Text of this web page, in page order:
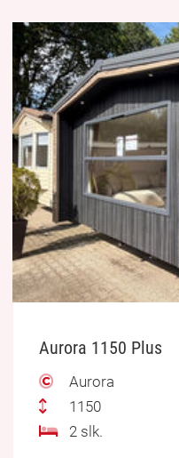
Aurora 1150 Plus
Aurora
1150
2 slk.